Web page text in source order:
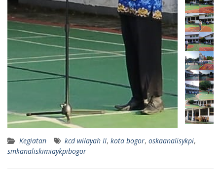
Kegiatan kcd wilayah II, kota bogor, oskaanalisykpi,
smkanaliskimiaykpibogor